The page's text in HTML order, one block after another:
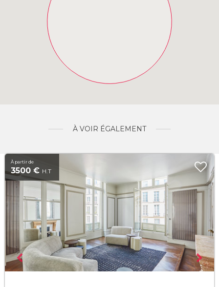
À VOIR ÉGALEMENT
À partir de
3500 € H.T